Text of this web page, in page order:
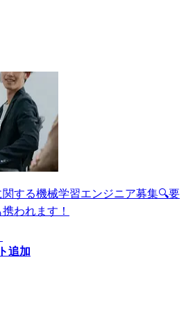
する機械学習エンジニア募集🔍要
われます！
追加